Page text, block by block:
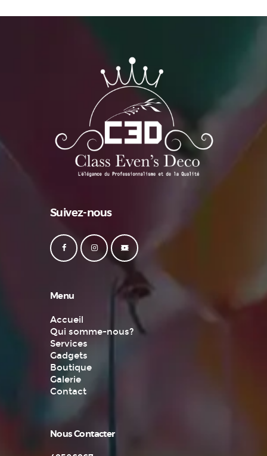
Suivez-nous
Menu
Accueil
Qui somme-nous?
Services
Gadgets
Boutique
Galerie
Contact
Nous Contacter